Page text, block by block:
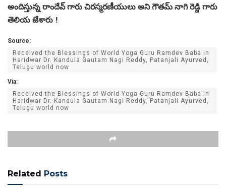
అందిస్తున్న రాందేవ్ గారు చిరస్మరణీయులు అని గౌతమ్ నాగి రెడ్డి గారు
తెలియ జేశారు !
Source:
Received the Blessings of World Yoga Guru Ramdev Baba in
Haridwar Dr. Kandula Gautam Nagi Reddy, Patanjali Ayurved,
Telugu world now
Via:
Received the Blessings of World Yoga Guru Ramdev Baba in
Haridwar Dr. Kandula Gautam Nagi Reddy, Patanjali Ayurved,
Telugu world now
Related Posts